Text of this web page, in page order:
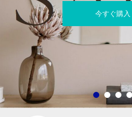
今すぐ購入
1 2 3 4